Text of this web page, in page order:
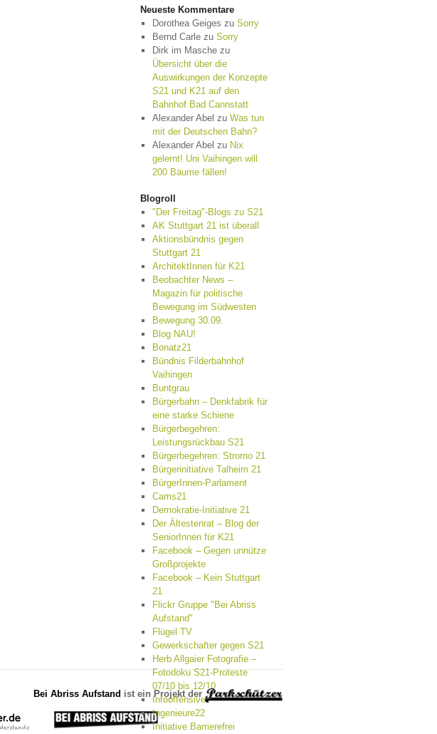
Neueste Kommentare
Dorothea Geiges zu Sorry
Bernd Carlezu Sorry
Dirk im Maschezu
Übersicht über die
Auswirkungen der Konzepte
S21 und K21 auf den
Bahnhof Bad Cannstatt
Alexander Abel zu Was tun
mit der Deutschen Bahn?
Alexander Abel zu Nix
gelernt! Uni Vaihingen will
200 Bäume fällen!
Blogroll
"Der Freitag"-Blogs zu S21
AK Stuttgart 21 ist überall
Aktionsbündnis gegen
Stuttgart 21
ArchitektInnen für K21
Beobachter News –
Magazin für politische
Bewegung im Südwesten
Bewegung 30.09.
Blog NAU!
Bonatz21
Bündnis Filderbahnhof
Vaihingen
Buntgrau
Bürgerbahn – Denkfabrik für
eine starke Schiene
Bürgerbegehren:
Leistungsrückbau S21
Bürgerbegehren: Strorno 21
Bürgerinitiative Talheim 21
BürgerInnen-Parlament
Cams21
Demokratie-Initiative 21
Der Ältestenrat – Blog der
SeniorInnen für K21
Facebook – Gegen unnütze
Großprojekte
Facebook – Kein Stuttgart
21
Flickr Gruppe "Bei Abriss
Aufstand"
Flügel TV
Gewerkschafter gegen S21
Herb Allgaier Fotografie –
Fotodoku S21-Proteste
07/10 bis 12/10
Infooffensive
Ingenieure22
Initiative Barrierefrei
Bei Abriss Aufstand ist ein Projekt der